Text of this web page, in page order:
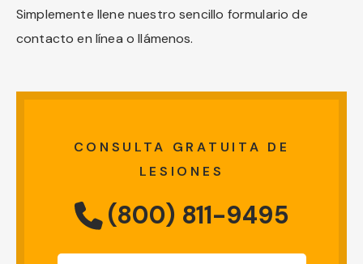
Simplemente llene nuestro sencillo formulario de
contacto en línea o llámenos.
CONSULTA GRATUITA DE
LESIONES
(800) 811-9495